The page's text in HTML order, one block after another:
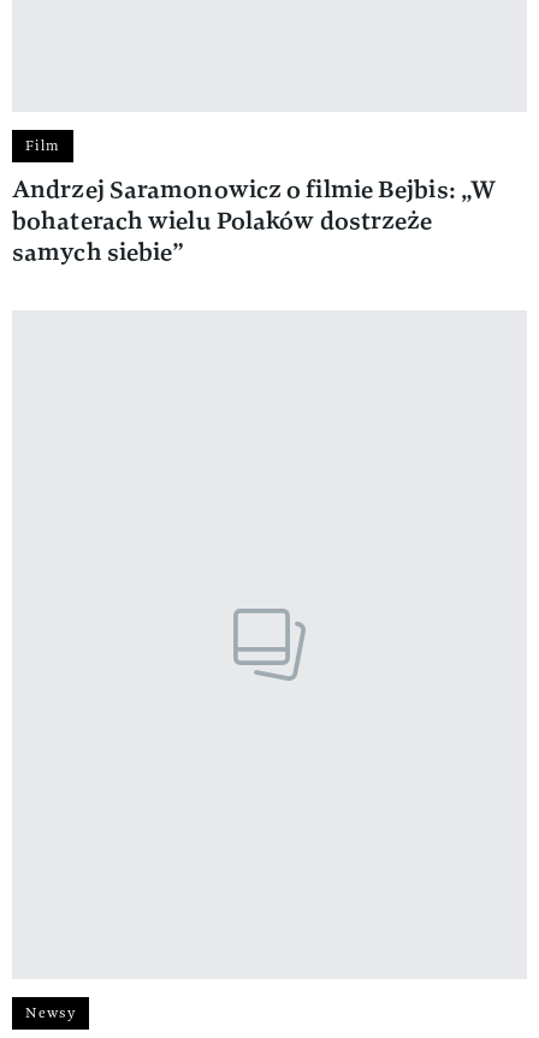
Film
Andrzej Saramonowicz o filmie Bejbis: „W
bohaterach wielu Polaków dostrzeże
samych siebie”
Newsy